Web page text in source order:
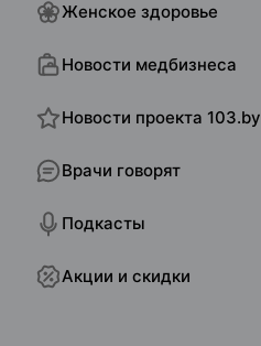
Женское здоровье
Новости медбизнеса
Новости проекта 103.by
Врачи говорят
Подкасты
Акции и скидки